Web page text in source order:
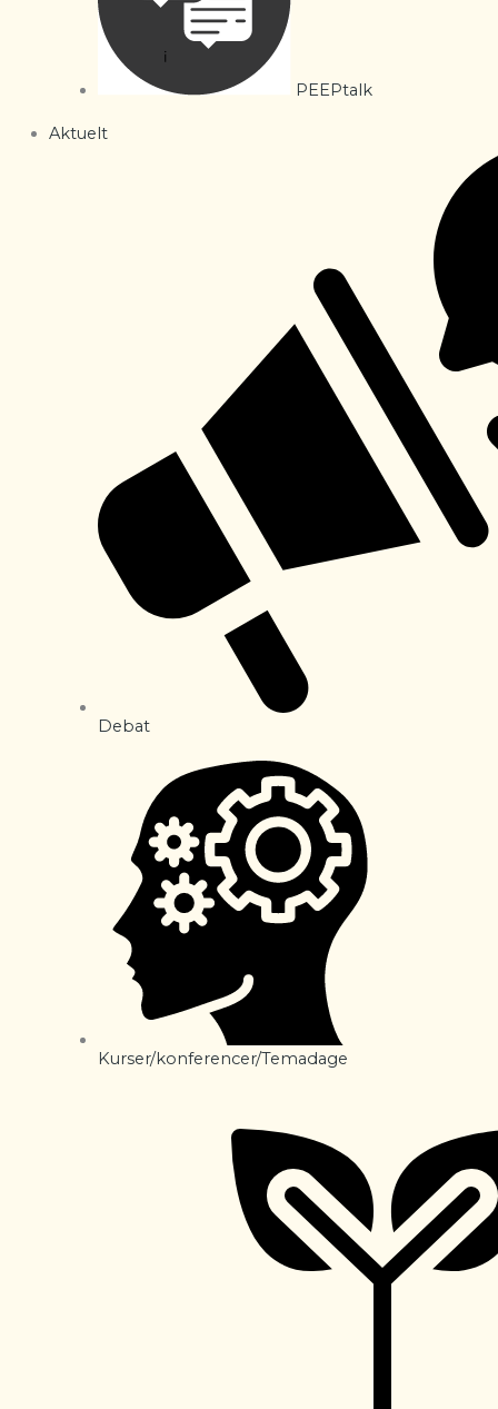
PEEPtalk
Aktuelt
Debat
Kurser/konferencer/Temadage